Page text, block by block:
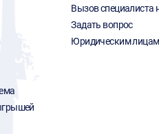
Вызов специалиста
Задать вопрос
Юридическим лицам